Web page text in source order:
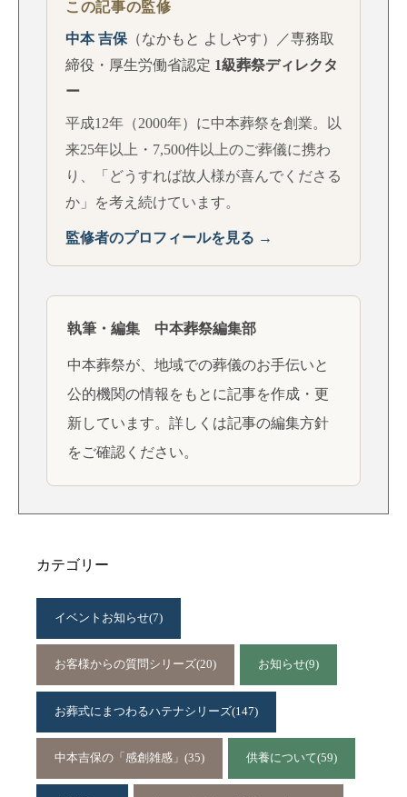
この記事の監修
中本 吉保 （なかもと よしやす）／専務取
締役・厚生労働省認定 1級葬祭ディレクタ
ー
平成12年（2000年）に中本葬祭を創業。以
来25年以上・7,500件以上のご葬儀に携わ
り、「どうすれば故人様が喜んでくださる
か」を考え続けています。
監修者のプロフィールを見る →
執筆・編集 中本葬祭編集部
中本葬祭が、地域での葬儀のお手伝いと
公的機関の情報をもとに記事を作成・更
新しています。詳しくは記事の編集方針
をご確認ください。
カテゴリー
イベントお知らせ(7)
お客様からの質問シリーズ(20) お知らせ(9)
お葬式にまつわるハテナシリーズ(147)
中本吉保の「感創雑感」 (35) 供養について(59)